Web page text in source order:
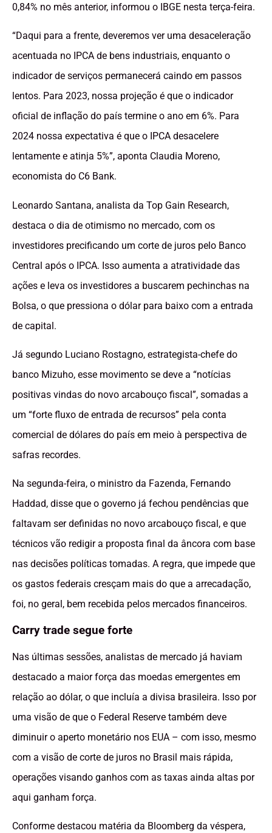
0,84% no mês anterior, informou o IBGE nesta terça-feira.
“Daqui para a frente, deveremos ver uma desaceleração
acentuada no IPCA de bens industriais, enquanto o
indicador de serviços permanecerá caindo em passos
lentos. Para 2023, nossa projeção é que o indicador
oficial de inflação do país termine o ano em 6%. Para
2024 nossa expectativa é que o IPCA desacelere
lentamente e atinja 5%”, aponta Claudia Moreno,
economista do C6 Bank.
Leonardo Santana, analista da Top Gain Research,
destaca o dia de otimismo no mercado, com os
investidores precificando um corte de juros pelo Banco
Central após o IPCA. Isso aumenta a atratividade das
ações e leva os investidores a buscarem pechinchas na
Bolsa, o que pressiona o dólar para baixo com a entrada
de capital.
Já segundo Luciano Rostagno, estrategista-chefe do
banco Mizuho, esse movimento se deve a “notícias
positivas vindas do novo arcabouço fiscal”, somadas a
um “forte fluxo de entrada de recursos” pela conta
comercial de dólares do país em meio à perspectiva de
safras recordes.
Na segunda-feira, o ministro da Fazenda, Fernando
Haddad, disse que o governo já fechou pendências que
faltavam ser definidas no novo arcabouço fiscal, e que
técnicos vão redigir a proposta final da âncora com base
nas decisões políticas tomadas. A regra, que impede que
os gastos federais cresçam mais do que a arrecadação,
foi, no geral, bem recebida pelos mercados financeiros.
Carry trade segue forte
Nas últimas sessões, analistas de mercado já haviam
destacado a maior força das moedas emergentes em
relação ao dólar, o que incluía a divisa brasileira. Isso por
uma visão de que o Federal Reserve também deve
diminuir o aperto monetário nos EUA – com isso, mesmo
com a visão de corte de juros no Brasil mais rápida,
operações visando ganhos com as taxas ainda altas por
aqui ganham força.
Conforme destacou matéria da Bloomberg da véspera,